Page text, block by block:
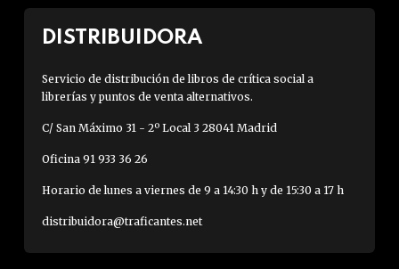
DISTRIBUIDORA
Servicio de distribución de libros de crítica social a
librerías y puntos de venta alternativos.
C/ San Máximo 31 - 2º Local 3 28041 Madrid
Oficina 91 933 36 26
Horario de lunes a viernes de 9 a 14:30 h y de 15:30 a 17 h
distribuidora@traficantes.net